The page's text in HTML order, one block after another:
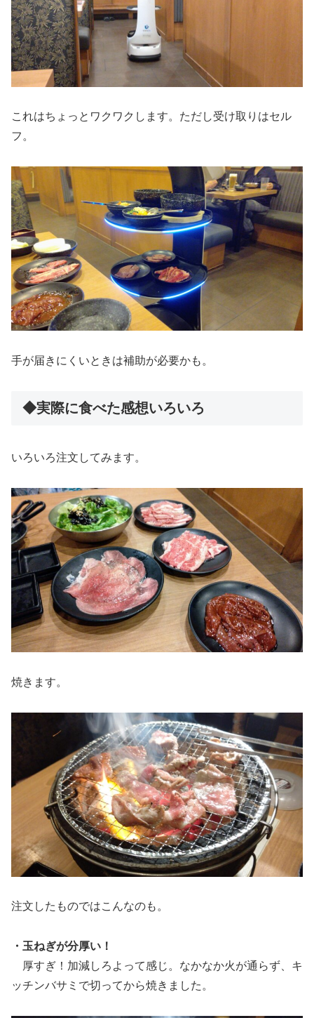
これはちょっとワクワクします。ただし受け取りはセル
フ。
手が届きにくいときは補助が必要かも。
◆実際に食べた感想いろいろ
いろいろ注文してみます。
焼きます。
注文したものではこんなのも。
・玉ねぎが分厚い！
厚すぎ！加減しろよって感じ。なかなか火が通らず、キ
ッチンバサミで切ってから焼きました。